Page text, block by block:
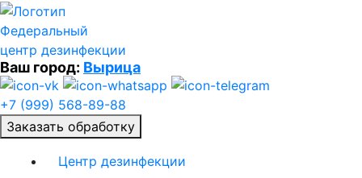
Федеральный
центр дезинфекции
Ваш город: Вырица
+7 (999) 568-89-88
Заказать обработку
Центр дезинфекции